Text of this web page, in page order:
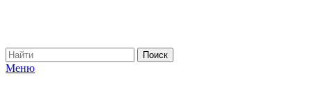
Меню